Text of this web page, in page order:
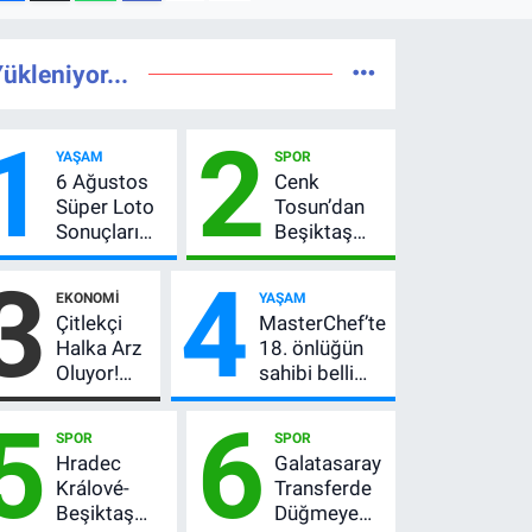
YAŞAM
6 Ağustos
Süper Loto
Sonuçları
Açıklandı!
TL’lik Çekiliş
2 SPOR
Cenk
Tosun’dan
Beşiktaş
açıklaması:
asıl mesajı
satır
arasında
verdi
EKONOMI
Çitlekçi
Halka Arz
Oluyor!
SPK
Fiyatı, Lot
Sayısı ve
Talep
Toplama
4 YAŞAM
MasterChef’te
18. önlüğün
sahibi belli
oldu! Ana
yarışmacı kim
oldu?
SPOR
Hradec
Králové-
Beşiktaş
6 SPOR
Galatasaray
Transferde
Düğmeye